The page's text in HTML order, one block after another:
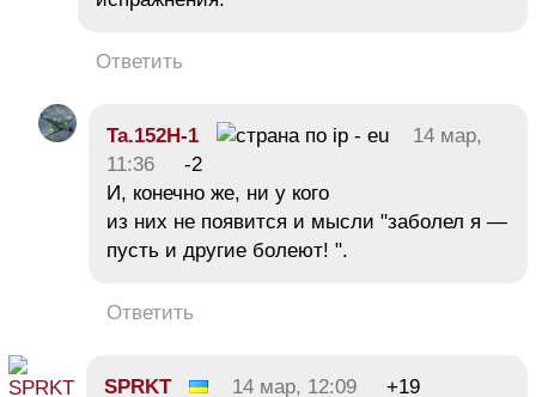
Ответить
Ta.152H-1
14 мар,
11:36
-2
И, конечно же, ни у кого
из них не появится и мысли "заболел я —
пусть и другие болеют! ".
Ответить
SPRKT 14 мар, 12:09
+19